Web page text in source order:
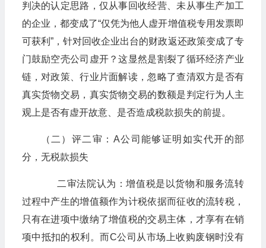
判决的认定思路，仅从事回收经营、未从事生产加工
的企业，都变成了“仅凭为他人虚开增值税专用发票即
可获利”，针对回收企业出台的财政返还政策变成了专
门鼓励空壳公司虚开？这显然是割裂了循环经济产业
链，对政策、行业片面解读，忽略了查清双方是否有
真实货物交易，真实货物交易的数额是判定行为人主
观上是否有虚开故意、是否造成税款损失的前提。
（二）评二审：A公司能够证明如实代开的部
分，无税款损失
二审法院认为：增值税是以货物和服务流转
过程中产生的增值额作为计税依据而征收的流转税，
只有在进项中缴纳了增值税的交易主体，才享有在销
项中抵扣的权利。而C公司从市场上收购废钢时没有